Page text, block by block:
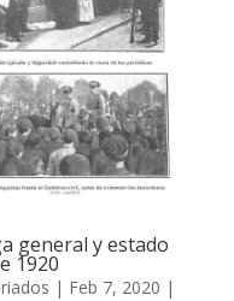
general y estado
1920
| Feb 7, 2020 |